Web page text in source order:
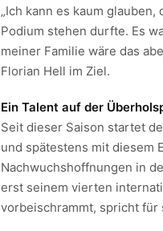
„Ich kann es kaum
Podium stehen durfte. Es
meiner Familie wäre das
Florian Hell im Ziel.
Ein Talent auf der
Seit dieser Saison startet
und spätestens mit diesem
Nachwuchshoffnungen in
erst seinem vierten
vorbeischrammt, spricht für